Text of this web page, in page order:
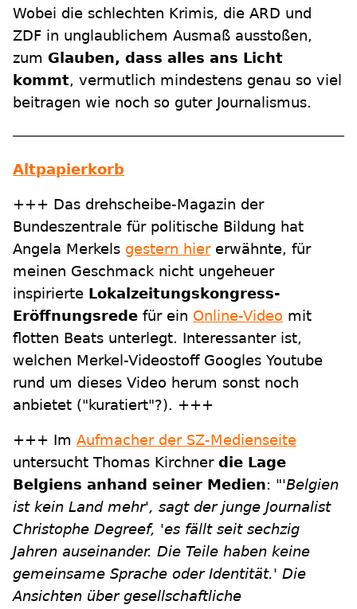
Wobei die schlechten Krimis, die ARD und
ZDF in unglaublichem Ausmaß ausstoßen,
zum Glauben, dass alles ans Licht
kommt, vermutlich mindestens genau so viel
beitragen wie noch so guter Journalismus.
Altpapierkorb
+++ Das drehscheibe-Magazin der
Bundeszentrale für politische Bildung hat
Angela Merkels gestern hiererwähnte, für
meinen Geschmack nicht ungeheuer
inspirierte Lokalzeitungskongress-
Eröffnungsrede für ein Online-Video mit
flotten Beats unterlegt. Interessanter ist,
welchen Merkel-Videostoff Googles Youtube
rund um dieses Video herum sonst noch
anbietet ("kuratiert"?). +++
+++ Im Aufmacher der SZ-Medienseite
untersucht Thomas Kirchner die Lage
Belgiens anhand seiner Medien: "'Belgien
ist kein Land mehr', sagt der junge Journalist
Christophe Degreef, 'es fällt seit sechzig
Jahren auseinander. Die Teile haben keine
gemeinsame Sprache oder Identität.' Die
Ansichten über gesellschaftliche